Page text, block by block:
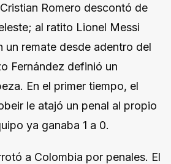
Romero descontó de
al ratito Lionel Messi
un remate desde adentro del
Fernández definió un
En el primer tiempo, el
le atajó un penal al propio
ya ganaba 1 a 0.
a Colombia por penales. El